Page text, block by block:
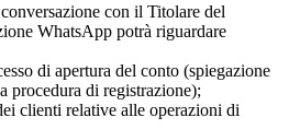
con il Titolare del
WhatsApp potrà riguardare
di apertura del conto (spiegazione
procedura di registrazione);
clienti relative alle operazioni di